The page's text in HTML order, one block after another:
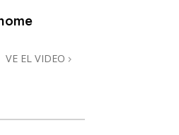
Introductorias
Iniciales
La Integridad y la Honestidad
La Escala Tonal Emocional
VE EL VIDEO